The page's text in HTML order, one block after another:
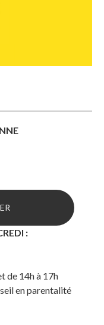
:
de 14h à 17h
en parentalité